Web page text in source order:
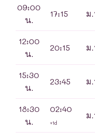
09:00
น.
17:15 ม
12:00
น.
20:15 ม
15:30
น.
23:45 ม
18:30
น.
02:40
+1d
ม